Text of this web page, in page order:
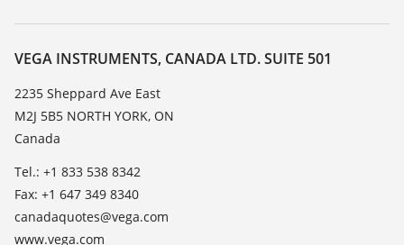
À propos de VEGA
Contact
News
Presse
Blog
VEGA INSTRUMENTS, CANADA LTD. SUITE 501
2235 Sheppard Ave East
M2J 5B5 NORTH YORK, ON
Canada
Tel.: +1 833 538 8342
Fax: +1 647 349 8340
canadaquotes@vega.com
www.vega.com